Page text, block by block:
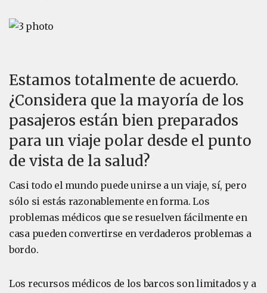
Estamos totalmente de acuerdo.
¿Considera que la mayoría de los
pasajeros están bien preparados
para un viaje polar desde el punto
de vista de la salud?
Casi todo el mundo puede unirse a un viaje, sí, pero
sólo si estás razonablemente en forma. Los
problemas médicos que se resuelven fácilmente en
casa pueden convertirse en verdaderos problemas a
bordo.
Los recursos médicos de los barcos son limitados y a